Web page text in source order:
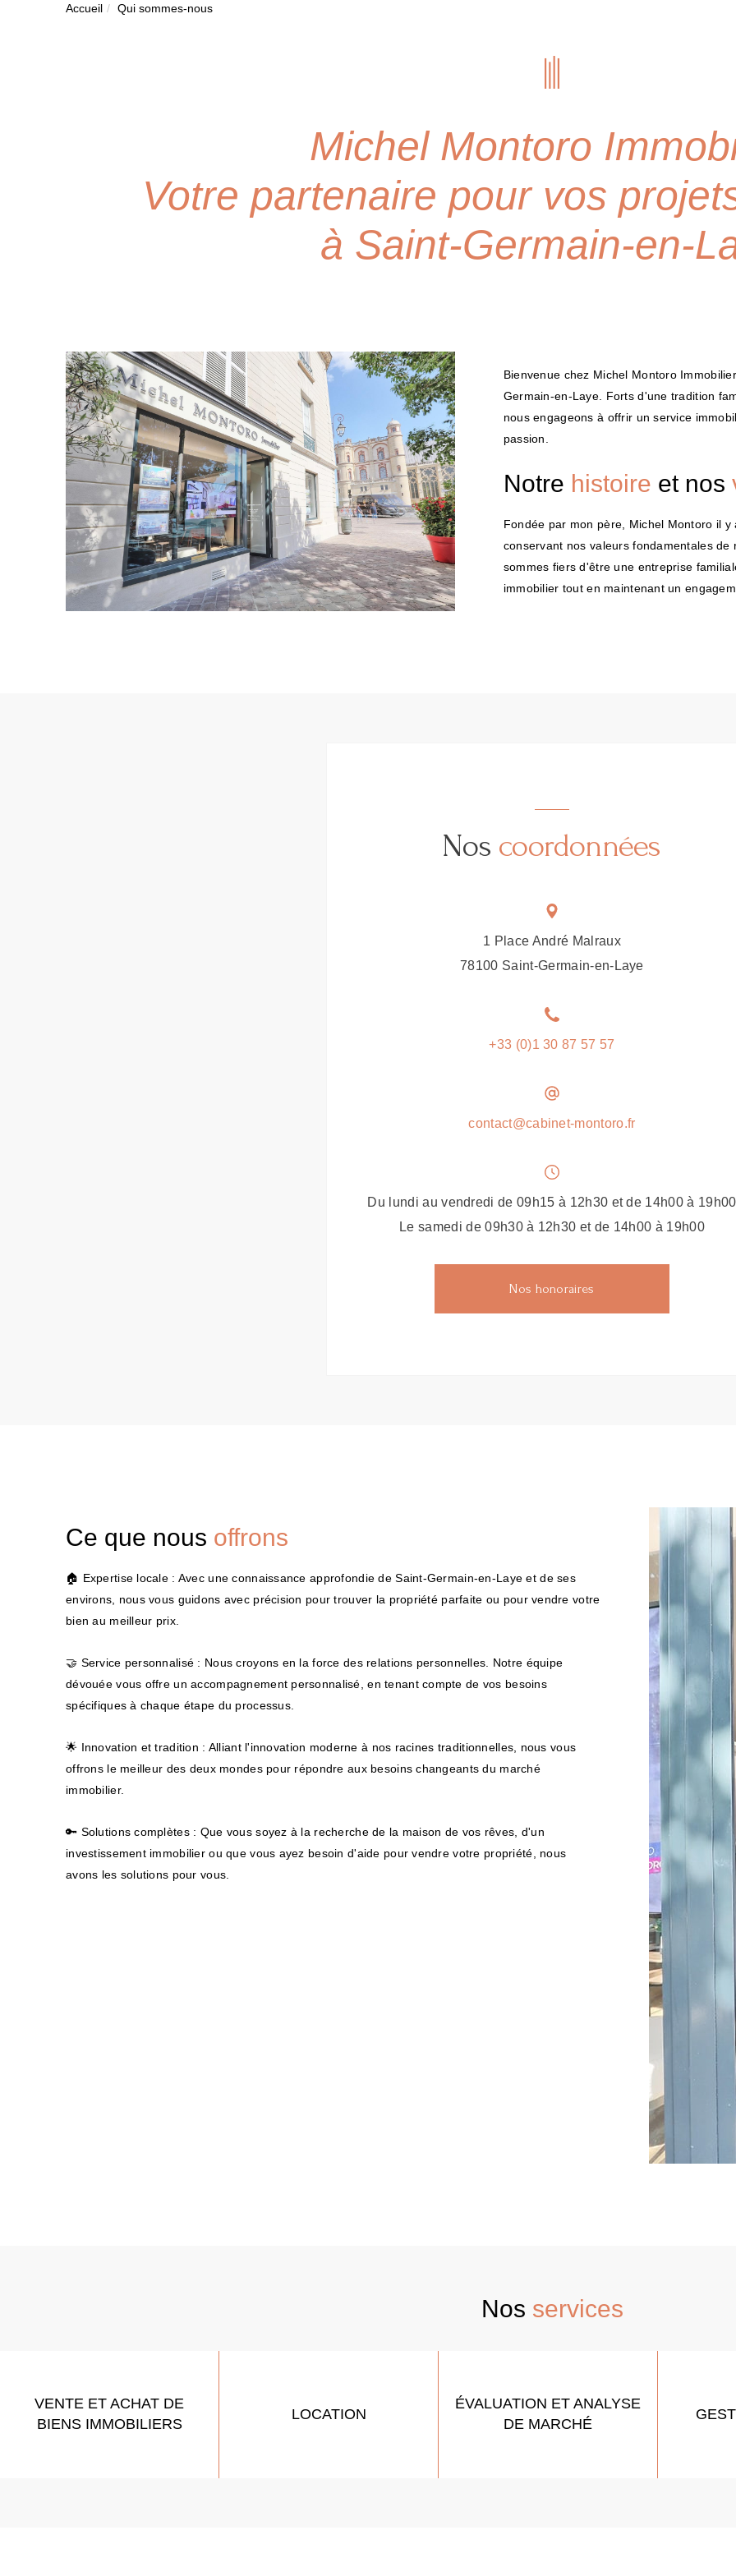
Accueil Qui sommes-nous
Michel Montoro
Votre partenaire pour vos
à Saint-Germain-en-
Bienvenue chez Michel Montoro
Germain-en-Laye. Forts d'une tradition
nous engageons à offrir un service
passion.
Notre histoire et nos
Fondée par mon père, Michel Montoro il
conservant nos valeurs fondamentales
sommes fiers d'être une entreprise
immobilier tout en maintenant un
Nos coordonnées
1 Place André Malraux
78100 Saint-Germain-en-Laye
+33 (0)1 30 87 57 57
contact@cabinet-montoro.fr
Du lundi au vendredi de 09h15 à 12h30 et de 14h00 à 19h00
Le samedi de 09h30 à 12h30 et de 14h00 à 19h00
Nos honoraires
Ce que nous offrons
🏠 Expertise locale : Avec une connaissance approfondie de Saint-Germain-en-Laye et de ses
environs, nous vous guidons avec précision pour trouver la propriété parfaite ou pour vendre votre
bien au meilleur prix.
🤝 Service personnalisé : Nous croyons en la force des relations personnelles. Notre équipe
dévouée vous offre un accompagnement personnalisé, en tenant compte de vos besoins
spécifiques à chaque étape du processus.
🌟 Innovation et tradition : Alliant l'innovation moderne à nos racines traditionnelles, nous vous
offrons le meilleur des deux mondes pour répondre aux besoins changeants du marché
immobilier.
🔑 Solutions complètes : Que vous soyez à la recherche de la maison de vos rêves, d'un
investissement immobilier ou que vous ayez besoin d'aide pour vendre votre propriété, nous
avons les solutions pour vous.
Nos services
VENTE ET ACHAT DE
BIENS IMMOBILIERS
LOCATION
ÉVALUATION ET ANALYSE
DE MARCHÉ